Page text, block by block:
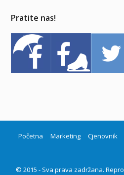
Pratite nas!
Početna Marketing Cjenovnik
© 2015 - Sva prava zadržana.